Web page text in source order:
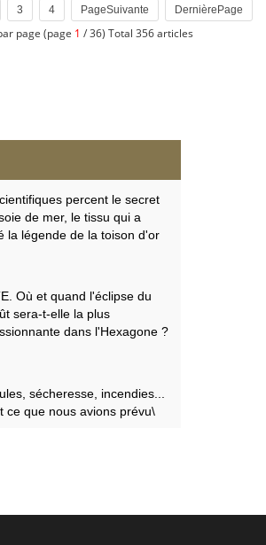
3 4 PageSuivante DernièrePage
page (page 1 / 36) Total 356 articles
percent le secret
de mer, le tissu qui a
la légende de la toison d'or
Où et quand l'éclipse du
sera-t-elle la plus
dans l'Hexagone ?
sécheresse, incendies...
ce que nous avions prévu\